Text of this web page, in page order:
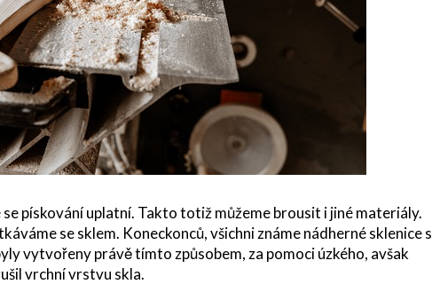
se pískování uplatní. Takto totiž můžeme brousit i jiné materiály.
se sklem. Koneckonců, všichni známe nádherné sklenice s
vytvořeny právě tímto způsobem, za pomoci úzkého, avšak
vrchní vrstvu skla.